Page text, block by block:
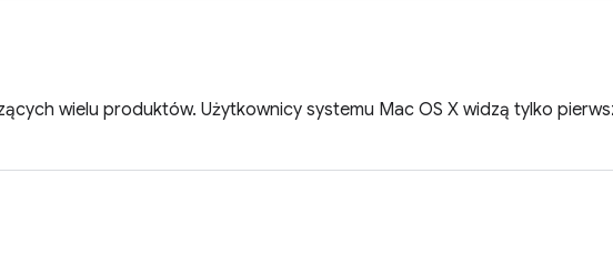
wielu produktów. Użytkownicy systemu Mac OS X widzą tylko